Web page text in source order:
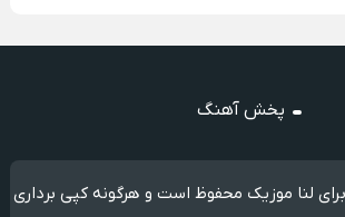
پخش آهنگ
لنا موزیک محفوظ است و هرگونه کپی برداری